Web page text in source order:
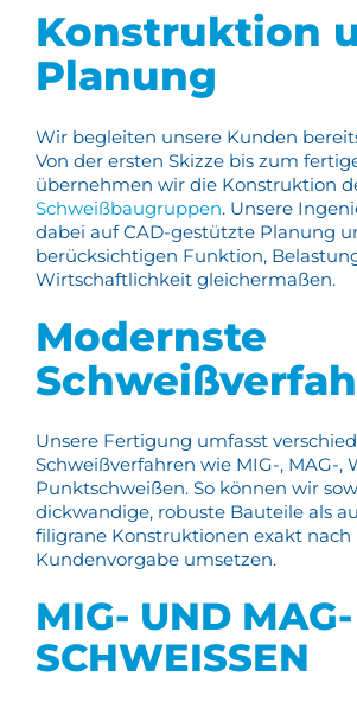
Konstruktion
Planung
Wir begleiten unsere Kunden
Von der ersten Skizze bis zum
übernehmen wir die Konstruktion
Schweißbaugruppen. Unsere
dabei auf CAD-gestützte Planung
berücksichtigen Funktion,
Wirtschaftlichkeit gleichermaßen.
Modernste
Unsere Fertigung umfasst
Schweißverfahren wie MIG-, MAG-,
Punktschweißen. So können wir
dickwandige, robuste Bauteile als
filigrane Konstruktionen exakt nach
Kundenvorgabe umsetzen.
MIG- UND MAG-
SCHWEISSEN